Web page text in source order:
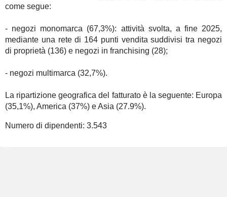
come segue:
- negozi monomarca (67,3%): attività svolta, a fine 2025,
mediante una rete di 164 punti vendita suddivisi tra negozi
di proprietà (136) e negozi in franchising (28);
- negozi multimarca (32,7%).
La ripartizione geografica del fatturato è la seguente: Europa
(35,1%), America (37%) e Asia (27.9%).
Numero di dipendenti: 3.543